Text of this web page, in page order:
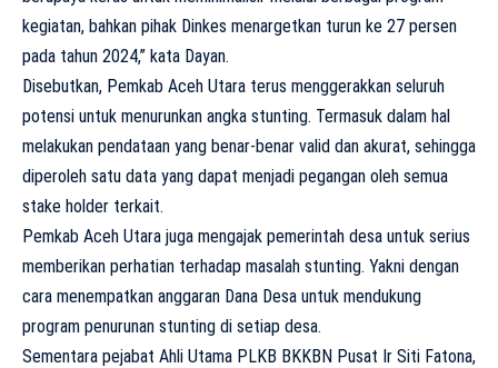
kegiatan, bahkan pihak Dinkes menargetkan turun ke 27 persen
pada tahun 2024,” kata Dayan.
Disebutkan, Pemkab Aceh Utara terus menggerakkan seluruh
potensi untuk menurunkan angka stunting. Termasuk dalam hal
melakukan pendataan yang benar-benar valid dan akurat, sehingga
diperoleh satu data yang dapat menjadi pegangan oleh semua
stake holder terkait.
Pemkab Aceh Utara juga mengajak pemerintah desa untuk serius
memberikan perhatian terhadap masalah stunting. Yakni dengan
cara menempatkan anggaran Dana Desa untuk mendukung
program penurunan stunting di setiap desa.
Sementara pejabat Ahli Utama PLKB BKKBN Pusat Ir Siti Fatona,